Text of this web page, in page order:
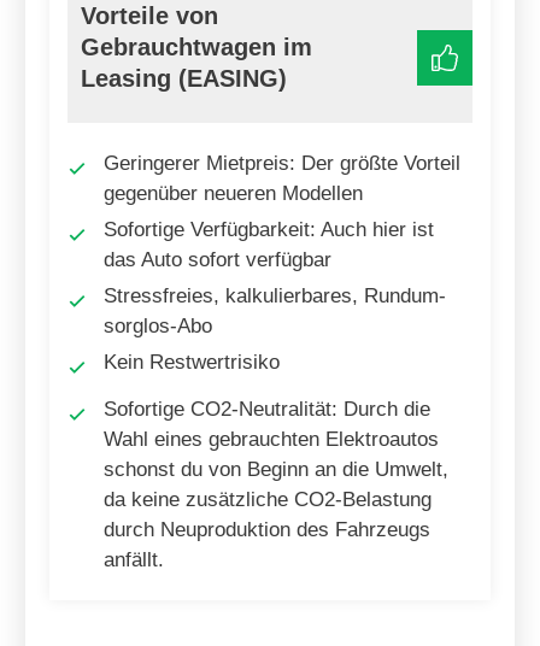
Vorteile von
Gebrauchtwagen im
Leasing (EASING)
Geringerer Mietpreis: Der größte Vorteil
gegenüber neueren Modellen
Sofortige Verfügbarkeit: Auch hier ist
das Auto sofort verfügbar
Stressfreies, kalkulierbares, Rundum-
sorglos-Abo
Kein Restwertrisiko
Sofortige CO2-Neutralität: Durch die
Wahl eines gebrauchten Elektroautos
schonst du von Beginn an die Umwelt,
da keine zusätzliche CO2-Belastung
durch Neuproduktion des Fahrzeugs
anfällt.